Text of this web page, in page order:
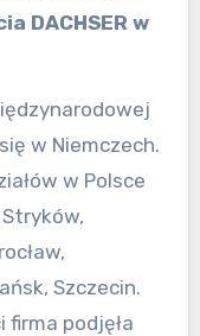
DACHSER w
w Niemczech.
w Polsce
Szczecin.
firma podjęła